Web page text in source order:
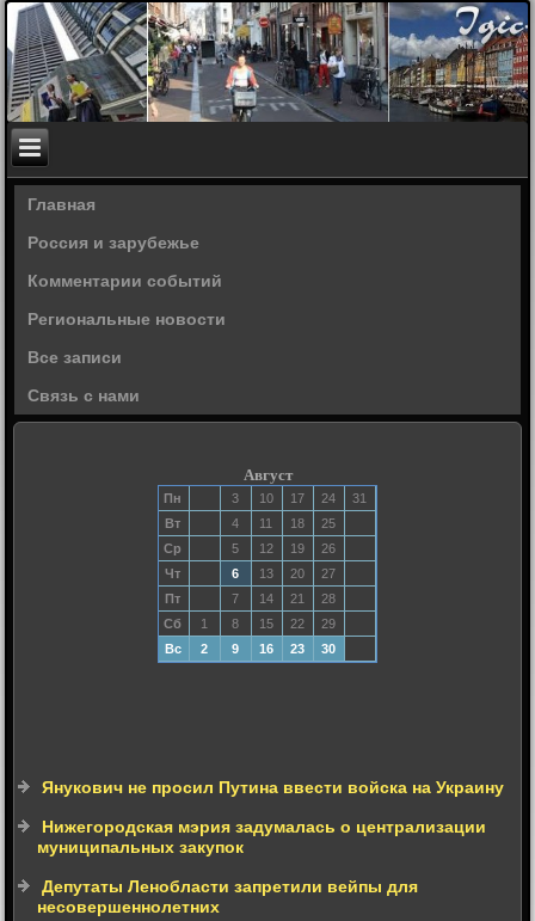
Главная
Россия и зарубежье
Комментарии событий
Региональные новости
Все записи
Связь с нами
Август
Пн 3 10 17 24
31
Вт
4 11 18
25
Ср
5 12 19
26
Чт
6 13 20
27
Пт
7 14 21
28
Сб
1 8 15 22
29
Вс
2 9 16 23 30
Янукович не просил Путина ввести войска на Украину
Нижегородская мэрия задумалась о централизации
муниципальных закупок
Депутаты Ленобласти запретили вейпы для
несовершеннолетних